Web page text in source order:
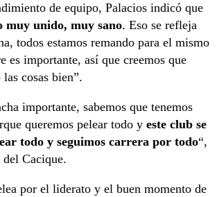
de equipo, Palacios indicó que
muy unido, muy sano. Eso se refleja
todos estamos remando para el mismo
es importante, así que creemos que
cosas bien”.
importante, sabemos que tenemos
queremos pelear todo y este club se
todo y seguimos carrera por todo“,
Cacique.
por el liderato y el buen momento de